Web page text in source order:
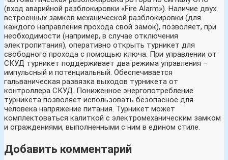
(вход аварийной разблокировки «Fire Alarm»). Наличие двух
встроенных замков механической разблокировки (для
каждого направления прохода свой замок), позволяет, при
необходимости (например, в случае отключения
электропитания), оперативно открыть турникет для
свободного прохода с помощью ключа. При управлении от
СКУД турникет поддерживает два режима управления –
импульсный и потенциальный. Обеспечивается
гальваническая развязка выходов турникета от
контроллера СКУД. Пониженное энергопотребление
турникета позволяет использовать безопасное для
человека напряжение питания. Турникет может
комплектоваться калиткой с электромеханическим замком
и ограждениями, выполненными с ним в едином стиле.
Добавить комментарий